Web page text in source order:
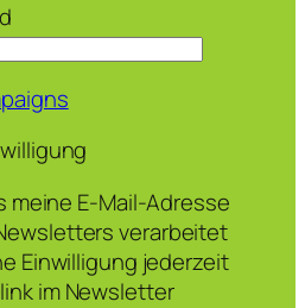
meine E-Mail-Adresse
verarbeitet
Einwilligung jederzeit
im Newsletter